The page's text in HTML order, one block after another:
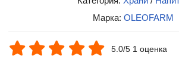
Марка: OLEOFARM
5.0/5 1 оценка